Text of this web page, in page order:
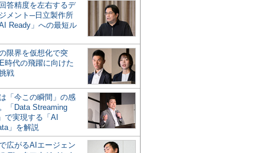
答精度を左右するデ
メント─日立製作所
Ready」への最短ル
限界を仮想化で突
時代の飛躍に向けた
戦
「今この瞬間」の感
「Data Streaming
で実現する「AI
」を解説
広がるAIエージェン